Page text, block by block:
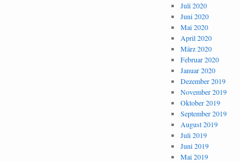
Juli 2020
Juni 2020
Mai 2020
April 2020
März 2020
Februar 2020
Januar 2020
Dezember 2019
November 2019
Oktober 2019
September 2019
August 2019
Juli 2019
Juni 2019
Mai 2019